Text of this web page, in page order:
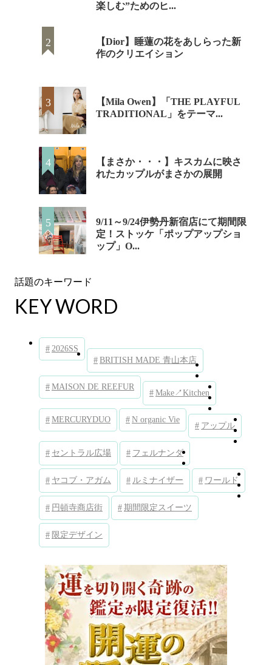
楽しむ”ためのヒ...
【Dior】睡蓮の花をあしらった新
作のクリエイション
【Mila Owen】「THE PLAYFUL
TRADITIONAL」をテーマ...
【まさか・・・】キスカムに映さ
れたカップルがまさかの展開
​9/11～9/24伊勢丹新宿店にて期間限
定！ストッケ「ポップアップショ
ップ」O...
KEY WORD
2026SS
BRITISH MADE 青山本店
MAISON DE REEFUR
Make↗︎Kitchen
MERCURYDUO N organic Vie
アップル
セントラル広場 フェルナンダ
ヤコブ・アガム ルミナイザー ワールド
円頓寺商店街 期間限定スイーツ
限定デザイン